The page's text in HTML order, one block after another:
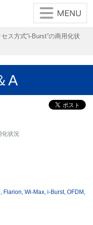
ス方式“i-Burst”の商用化状
A
化状況
Flarion Wi-Max i-Burst OFDM